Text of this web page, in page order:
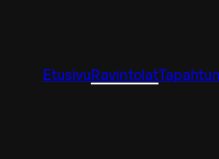
Etusivu Ravintolat